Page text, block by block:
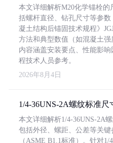
本文详细解析M20化学锚栓
括螺杆直径、钻孔尺寸等参
凝土结构后锚固技术规程》
方法和典型数值（如混凝土强
内容涵盖安装要点、性能影
程技术人员参考。
2026年8月4日
1/4-36UNS-2A螺纹标准尺
本文详细解析1/4-36UNS-2A
包括外径、螺距、公差等关
（ASME B1.1标准）。针对